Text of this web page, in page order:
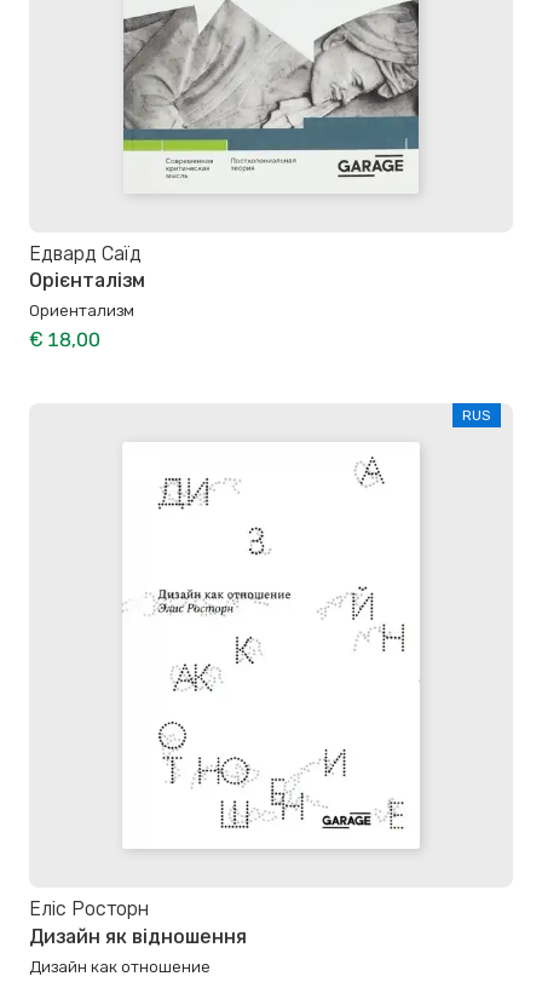
Едвард Саїд
Орієнталізм
Ориентализм
€ 18,00
RUS
Еліс Росторн
Дизайн як відношення
Дизайн как отношение